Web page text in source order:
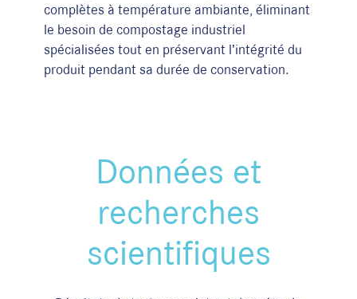
complètes à température ambiante, éliminant
le besoin de compostage industriel
spécialisées tout en préservant l’intégrité du
produit pendant sa durée de conservation.
Données et
recherches
scientifiques